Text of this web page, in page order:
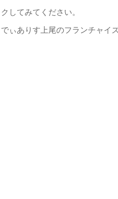
してみてください。
ぃありす上尾のフランチャ